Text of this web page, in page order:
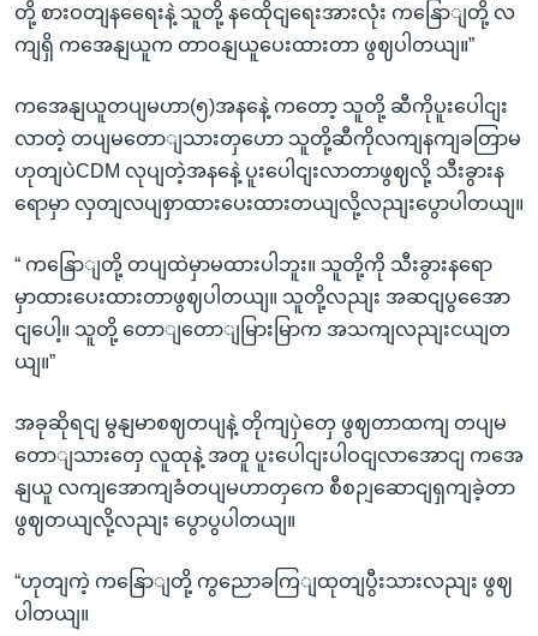
တို့ စားဝတျနရေေးနဲ့ သူတို့ နထေိုငျရေးအားလုံး ကနြောျတို့ လ
ကျရှိ ကအေနျယူက တာဝနျယူပေးထားတာ ဖွဈပါတယျ။”
ကအေနျယူတပျမဟာ(၅)အနနေဲ့ ကတော့ သူတို့ ဆီကိုပူးပေါငျး
လာတဲ့ တပျမတောျသားတှဟော သူတို့ဆီကိုလကျနကျခတြာမ
ဟုတျပဲCDM လုပျတဲ့အနနေဲ့ ပူးပေါငျးလာတာဖွဈလို့ သီးခွားန
ရောမှာ လှတျလပျစှာထားပေးထားတယျလို့လညျးပွောပါတယျ။
“ ကနြောျတို့ တပျထဲမှာမထားပါဘူး။ သူတို့ကို သီးခွားနရော
မှာထားပေးထားတာဖွဈပါတယျ။ သူတို့လညျး အဆငျပွအေော
ငျပေါ့။ သူတို့ တောျတောျမြားမြာက အသကျလညျးငယျတ
ယျ။”
အခုဆိုရငျ မွနျမာစဈတပျနဲ့ တိုကျပှဲတှေ ဖွဈတာထကျ တပျမ
တောျသားတှေ လူထုနဲ့ အတူ ပူးပေါငျးပါဝငျလာအောငျ ကအေ
နျယူ လကျအောကျခံတပျမဟာတှကေ စီစဉျဆောငျရှကျခဲ့တာ
ဖွဈတယျလို့လညျး ပွောပွပါတယျ။
“ဟုတျကဲ့ ကနြောျတို့ ကွညောခကြျထုတျပွီးသားလညျး ဖွဈ
ပါတယျ။